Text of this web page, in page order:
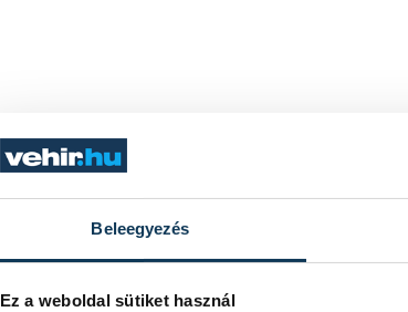
Beleegyezés
Ez a weboldal sütiket használ